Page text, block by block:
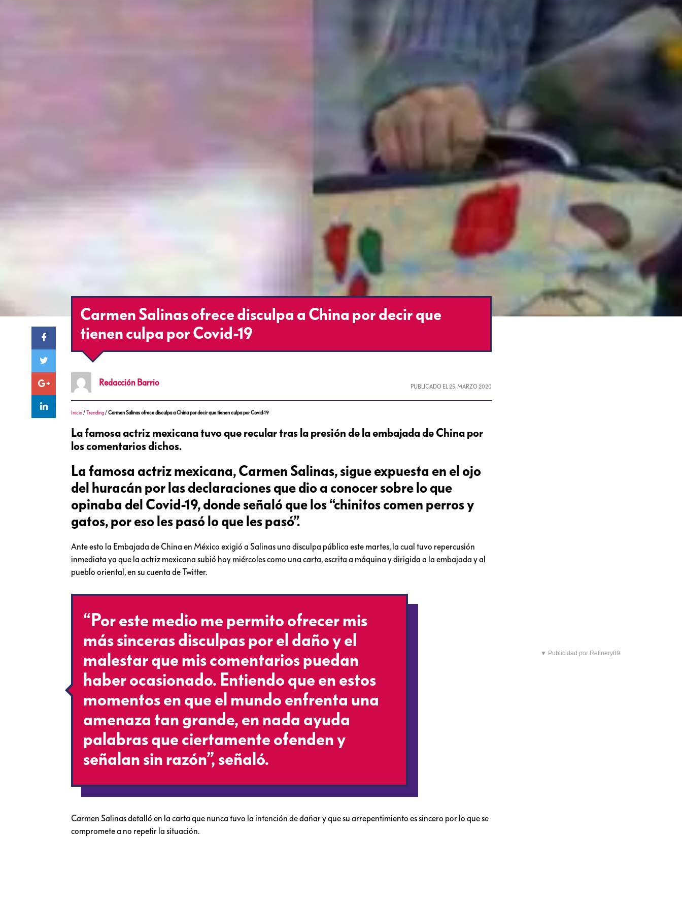
Carmen Salinas ofrece disculpa a China por decir que
tienen culpa por Covid-19
Redacción Barrio PUBLICADO EL 25, MARZO 2020
Inicio /Trending /Carmen Salinas ofrece disculpa a China por decir que tienen culpa por Covid-19
La famosa actriz mexicana tuvo que recular tras la presión de la embajada de China por
los comentarios dichos.
La famosa actriz mexicana, Carmen Salinas, sigue expuesta en el ojo
del huracán por las declaraciones que dio a conocer sobre lo que
opinaba del Covid-19, donde señaló que los “chinitos comen perros y
gatos, por eso les pasó lo que les pasó”.
Ante esto la Embajada de China en México exigió a Salinas una disculpa pública este martes, la cual tuvo repercusión
inmediata ya que la actriz mexicana subió hoy miércoles como una carta, escrita a máquina y dirigida a la embajada y al
pueblo oriental, en su cuenta de Twitter.
“Por este medio me permito ofrecer mis
más sinceras disculpas por el daño y el
malestar que mis comentarios puedan
haber ocasionado. Entiendo que en estos
momentos en que el mundo enfrenta una
amenaza tan grande, en nada ayuda
palabras que ciertamente ofenden y
señalan sin razón”, señaló.
Carmen Salinas detalló en la carta que nunca tuvo la intención de dañar y que su arrepentimiento es sincero por lo que se
compromete a no repetir la situación.
▼ Publicidad por Refinery89